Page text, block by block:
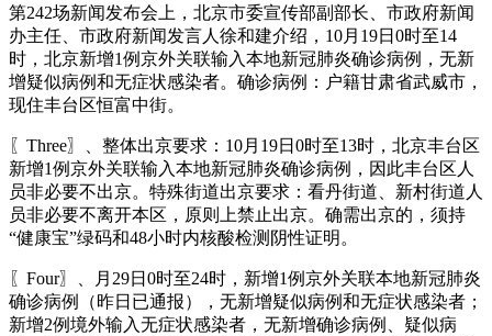
第242场新闻发布会上，北京市委宣传部副部长、市政府新闻
办主任、市政府新闻发言人徐和建介绍，10月19日0时至14
时，北京新增1例京外关联输入本地新冠肺炎确诊病例，无新
增疑似病例和无症状感染者。确诊病例：户籍甘肃省武威市，
现住丰台区恒富中街。
〖Three〗、整体出京要求：10月19日0时至13时，北京丰台区
新增1例京外关联输入本地新冠肺炎确诊病例，因此丰台区人
员非必要不出京。特殊街道出京要求：看丹街道、新村街道人
员非必要不离开本区，原则上禁止出京。确需出京的，须持
“健康宝”绿码和48小时内核酸检测阴性证明。
〖Four〗、月29日0时至24时，新增1例京外关联本地新冠肺炎
确诊病例（昨日已通报），无新增疑似病例和无症状感染者；
新增2例境外输入无症状感染者，无新增确诊病例、疑似病